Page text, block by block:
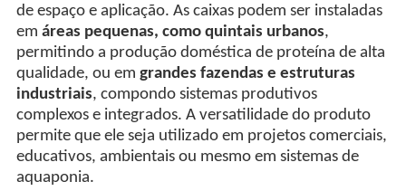
de espaço e aplicação. As caixas podem ser instaladas
em áreas pequenas, como quintais urbanos,
permitindo a produção doméstica de proteína de alta
qualidade, ou em grandes fazendas e estruturas
industriais, compondo sistemas produtivos
complexos e integrados. A versatilidade do produto
permite que ele seja utilizado em projetos comerciais,
educativos, ambientais ou mesmo em sistemas de
aquaponia.